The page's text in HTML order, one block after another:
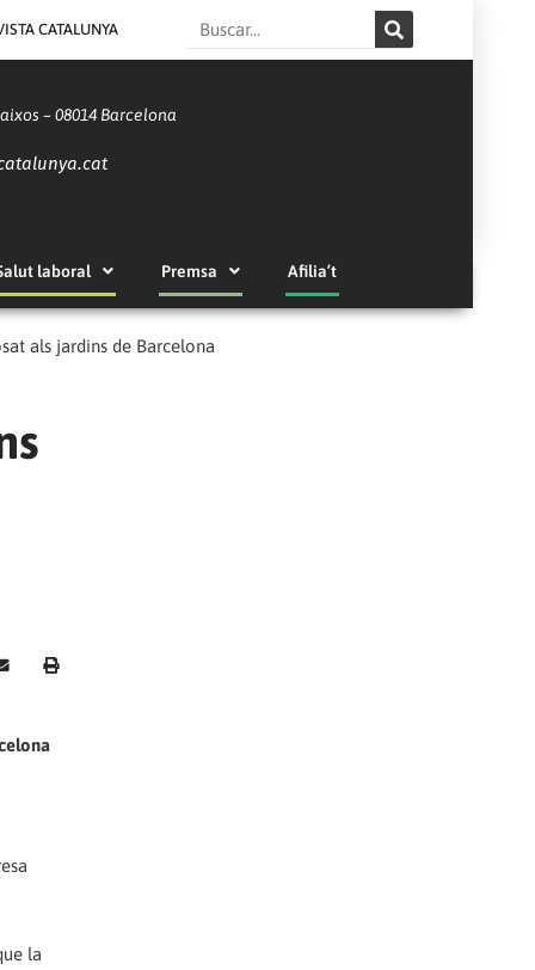
CATALUNYA Search
– 08014 Barcelona
laboral Premsa Afilia’t
als jardins de Barcelona
la